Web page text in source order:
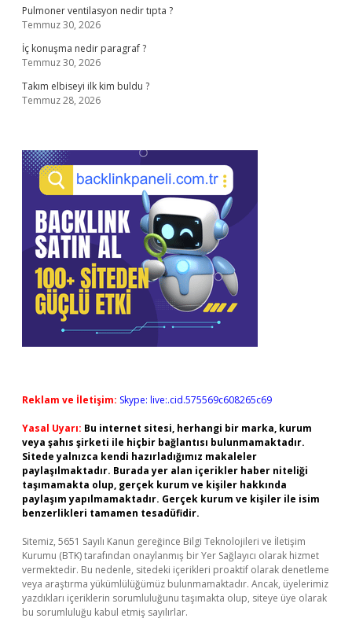
Pulmoner ventilasyon nedir tıpta ?
Temmuz 30, 2026
İç konuşma nedir paragraf ?
Temmuz 30, 2026
Takım elbiseyi ilk kim buldu ?
Temmuz 28, 2026
Reklam ve İletişim: Skype: live:.cid.575569c608265c69
Yasal Uyarı: Bu internet sitesi, herhangi bir marka, kurum
veya şahıs şirketi ile hiçbir bağlantısı bulunmamaktadır.
Sitede yalnızca kendi hazırladığımız makaleler
paylaşılmaktadır. Burada yer alan içerikler haber niteliği
taşımamakta olup, gerçek kurum ve kişiler hakkında
paylaşım yapılmamaktadır. Gerçek kurum ve kişiler ile isim
benzerlikleri tamamen tesadüfidir.
Sitemiz, 5651 Sayılı Kanun gereğince Bilgi Teknolojileri ve İletişim
Kurumu (BTK) tarafından onaylanmış bir Yer Sağlayıcı olarak hizmet
vermektedir. Bu nedenle, sitedeki içerikleri proaktif olarak denetleme
veya araştırma yükümlülüğümüz bulunmamaktadır. Ancak, üyelerimiz
yazdıkları içeriklerin sorumluluğunu taşımakta olup, siteye üye olarak
bu sorumluluğu kabul etmiş sayılırlar.